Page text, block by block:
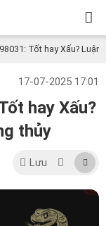
Tốt hay Xấu?
17-07-2025 17:01
hay Xấu?
thủy
Lưu